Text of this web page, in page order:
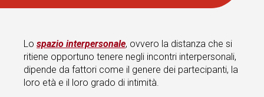
Lo spazio interpersonale, ovvero la distanza che si
ritiene opportuno tenere negli incontri interpersonali,
dipende da fattori come il genere dei partecipanti, la
loro età e il loro grado di intimità.